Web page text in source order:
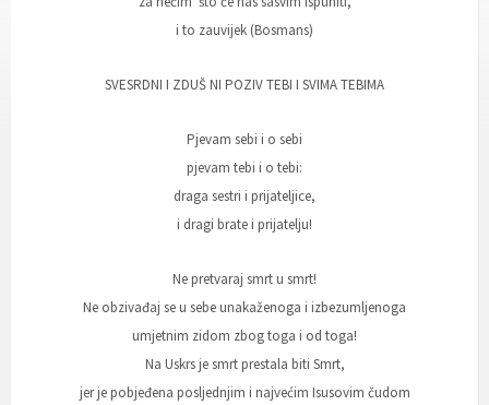
i to zauvijek (Bosmans)
SVESRDNI I ZDUŠ NI POZIV TEBI I SVIMA TEBIMA
Pjevam sebi i o sebi
pjevam tebi i o tebi:
draga sestri i prijateljice,
i dragi brate i prijatelju!
Ne pretvaraj smrt u smrt!
Ne obzivađaj se u sebe unakaženoga i izbezumljenoga
umjetnim zidom zbog toga i od toga!
Na Uskrs je smrt prestala biti Smrt,
jer je pobjeđena posljednjim i najvećim Isusovim čudom